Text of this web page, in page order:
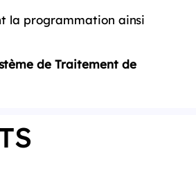
la programmation ainsi
de Traitement de